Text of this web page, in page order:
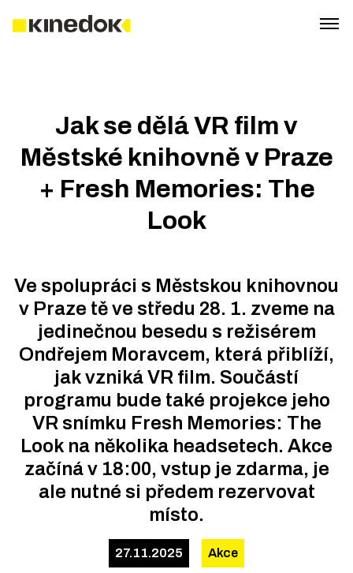
Jak se dělá VR film v
Městské knihovně v Praze
+ Fresh Memories: The
Look
Ve spolupráci s Městskou knihovnou
v Praze tě ve středu 28. 1. zveme na
jedinečnou besedu s režisérem
Ondřejem Moravcem, která přiblíží,
jak vzniká VR film. Součástí
programu bude také projekce jeho
VR snímku Fresh Memories: The
Look na několika headsetech. Akce
začíná v 18:00, vstup je zdarma, je
ale nutné si předem rezervovat
místo.
27.11.2025 Akce